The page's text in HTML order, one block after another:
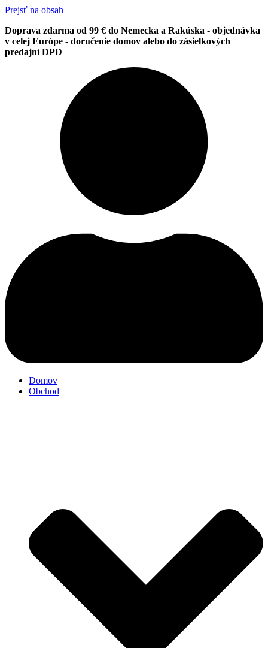
Prejsť na obsah
Doprava zdarma od 99 € do Nemecka a Rakúska - objednávka
v celej Európe - doručenie domov alebo do zásielkových
predajní DPD
Domov
Obchod